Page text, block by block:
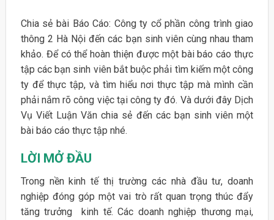
Chia sẻ bài Báo Cáo: Công ty cổ phần công trình giao
thông 2 Hà Nội đến các bạn sinh viên cùng nhau tham
khảo. Để có thể hoàn thiện được một bài báo cáo thực
tập các bạn sinh viên bắt buộc phải tìm kiếm một công
ty để thực tập, và tìm hiểu nơi thực tập mà mình cần
phải nắm rõ công việc tại công ty đó. Và dưới đây Dịch
Vụ Viết Luận Văn chia sẻ đến các bạn sinh viên một
bài báo cáo thực tập nhé.
LỜI MỞ ĐẦU
Trong nền kinh tế thị trường các nhà đầu tư, doanh
nghiệp đóng góp một vai trò rất quan trọng thúc đẩy
tăng trưởng kinh tế. Các doanh nghiệp thương mại,